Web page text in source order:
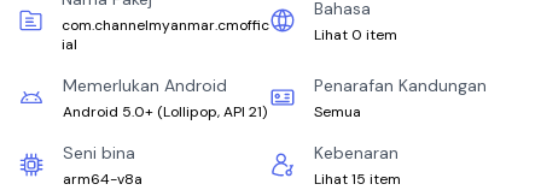
com.channelmyanmar.cmoffic
ial
Bahasa
Lihat 0 item
Memerlukan Android
Android 5.0+ (Lollipop, API 21)
Penarafan Kandungan
Semua
Seni bina
arm64-v8a
Kebenaran
Lihat 15 item